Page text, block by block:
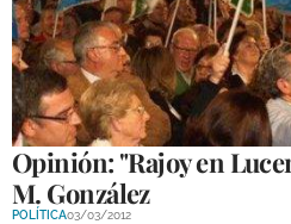
Opinión: "Rajoy en
M. González
POLÍTICA03/03/2012